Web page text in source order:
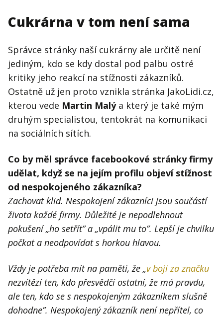
Cukrárna v tom není sama
Správce stránky naší cukrárny ale určitě není
jediným, kdo se kdy dostal pod palbu ostré
kritiky jeho reakcí na stížnosti zákazníků.
Ostatně už jen proto vznikla stránka JakoLidi.cz,
kterou vede Martin Malýa který je také mým
druhým specialistou, tentokrát na komunikaci
na sociálních sítích.
Co by měl správce facebookové stránky firmy
udělat, když se na jejím profilu objeví stížnost
od nespokojeného zákazníka?
Zachovat klid. Nespokojení zákazníci jsou součástí
života každé firmy. Důležité je nepodlehnout
pokušení„ho setřít” a „vpálit mu to”. Lepší je chvilku
počkat a neodpovídat s horkou hlavou.
Vždy je potřeba mít na paměti, že „v boji za značku
nezvítězí ten, kdo přesvědčí ostatní, že má pravdu,
ale ten, kdo se s nespokojeným zákazníkem slušně
dohodne”. Nespokojený zákazník není nepřítel, co